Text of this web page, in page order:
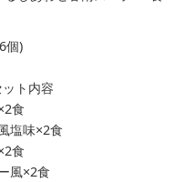
個)
ト内容
食
塩味×2食
食
風×2食